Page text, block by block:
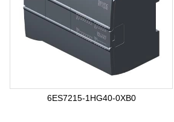
6ES7215-1HG40-0XB0